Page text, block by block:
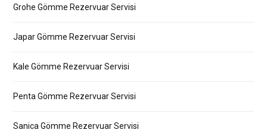
Grohe Gömme Rezervuar Servisi
Japar Gömme Rezervuar Servisi
Kale Gömme Rezervuar Servisi
Penta Gömme Rezervuar Servisi
Sanica Gömme Rezervuar Servisi